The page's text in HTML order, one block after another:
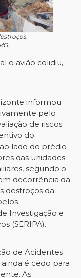
o avião colidiu,
informou
pelo
de riscos
do
lado do prédio
das unidades
segundo o
decorrência da
destroços da
Investigação e
(SERIPA).
de Acidentes
é cedo para
As